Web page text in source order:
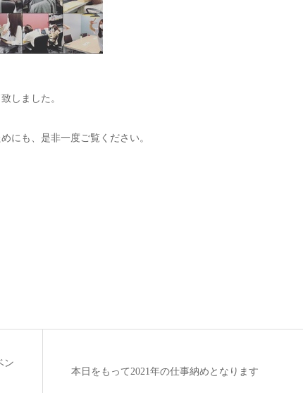
しました。
にも、是非一度ご覧ください。
ン
本日をもって2021年の仕事納めとなります